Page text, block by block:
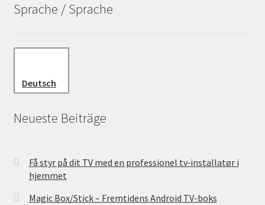
Sprache / Sprache
Deutsch
Neueste Beiträge
Få styr på dit TV med en professionel tv‑installatør i
hjemmet
Magic Box/Stick – Fremtidens Android TV-boks